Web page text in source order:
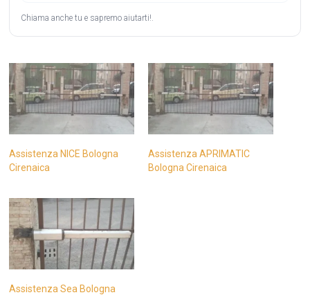
Chiama anche tu e sapremo aiutarti!.
Assistenza NICE Bologna
Cirenaica
Assistenza APRIMATIC
Bologna Cirenaica
Assistenza Sea Bologna